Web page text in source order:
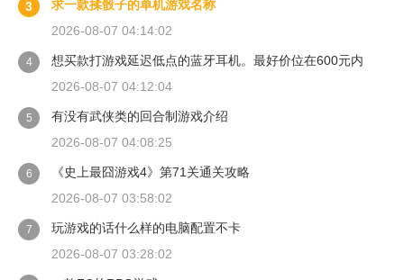
3
求一款揉骰子的单机游戏名称
2026-08-07 04:14:02
4
想买款打游戏延迟低点的蓝牙耳机。最好价位在600元内
2026-08-07 04:12:04
5
有没有武侠类的回合制游戏介绍
2026-08-07 04:08:25
6
《史上最囧游戏4》第71关通关攻略
2026-08-07 03:58:02
7
玩游戏的话什么样的电脑配置不卡
2026-08-07 03:28:02